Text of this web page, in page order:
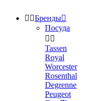
 Бренды
Посуда
 
Tassen
Royal
Worcester
Rosenthal
Degrenne
Peugeot